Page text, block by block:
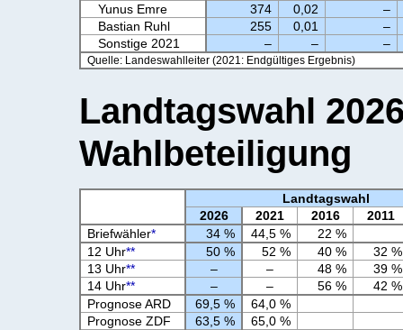
Quelle: Landeswahlleiter (2021: Endgültiges Ergebnis)
Yunus Emre
374 0,02
–
Bastian Ruhl
255 0,01
–
Sonstige 2021
– – –
Landtagswahl
Wahlbeteiligung
Landtagswahl
2026
2021 2016 2011
Briefwähler* 34 % 44,5 %
22 %
12 Uhr** 50 % 52 % 40 %
32 %
13 Uhr** – – 48 %
39 %
14 Uhr** – – 56 %
42 %
Prognose ARD
69,5 %
64,0 %
Prognose ZDF
63,5 %
65,0 %